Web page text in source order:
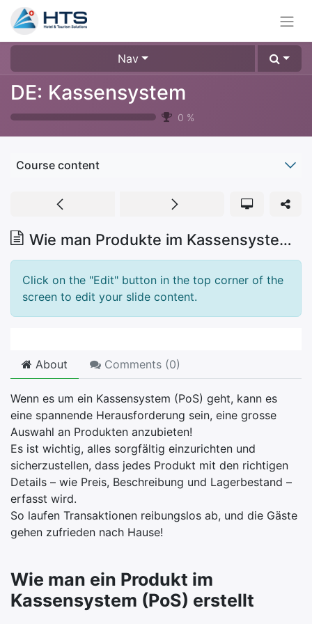
Nav
DE: Kassensystem
0 %
Course content
Wie man Produkte im Kassensystem erstellt
Click on the "Edit" button in the top corner of the
screen to edit your slide content.
About Comments (0)
Wenn es um ein Kassensystem (PoS) geht, kann es
eine spannende Herausforderung sein, eine grosse
Auswahl an Produkten anzubieten!
Es ist wichtig, alles sorgfältig einzurichten und
sicherzustellen, dass jedes Produkt mit den richtigen
Details – wie Preis, Beschreibung und Lagerbestand –
erfasst wird.
So laufen Transaktionen reibungslos ab, und die Gäste
gehen zufrieden nach Hause!
Wie man ein Produkt im
Kassensystem (PoS) erstellt